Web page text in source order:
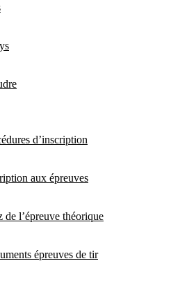
d’inscription
aux épreuves
de l’épreuve théorique
épreuves de tir